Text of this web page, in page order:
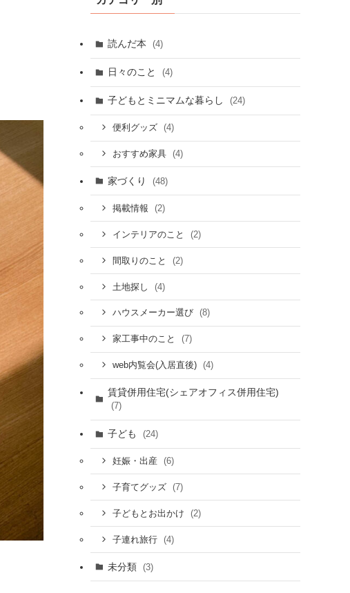
読んだ本 (4)
日々のこと (4)
子どもとミニマムな暮らし (24)
便利グッズ (4)
おすすめ家具 (4)
家づくり (48)
掲載情報 (2)
インテリアのこと (2)
間取りのこと (2)
土地探し (4)
ハウスメーカー選び (8)
家工事中のこと (7)
web内覧会(入居直後) (4)
賃貸併用住宅(シェアオフィス併用住宅)
(7)
子ども (24)
妊娠・出産 (6)
子育てグッズ (7)
子どもとお出かけ (2)
子連れ旅行 (4)
未分類 (3)